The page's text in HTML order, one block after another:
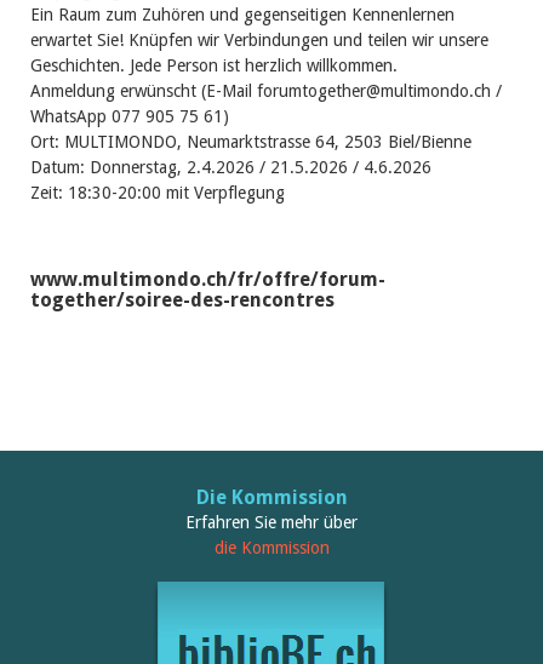
Ein Raum zum Zuhören und gegenseitigen Kennenlernen
erwartet Sie! Knüpfen wir Verbindungen und teilen wir unsere
Geschichten. Jede Person ist herzlich willkommen.
Anmeldung erwünscht (E-Mail forumtogether@multimondo.ch /
WhatsApp 077 905 75 61)
Ort: MULTIMONDO, Neumarktstrasse 64, 2503 Biel/Bienne
Datum: Donnerstag, 2.4.2026 / 21.5.2026 / 4.6.2026
Zeit: 18:30-20:00 mit Verpflegung
www.multimondo.ch/fr/offre/forum-
together/soiree-des-rencontres
Die Kommission
Erfahren Sie mehr über
die Kommission